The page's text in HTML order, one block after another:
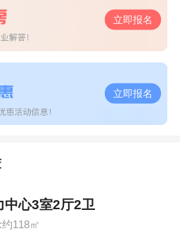
立即报名
立即报名
中心3室2厅2卫
118㎡